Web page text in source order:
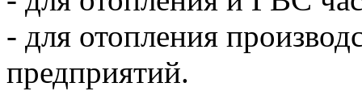
- для отопления
предприятий.